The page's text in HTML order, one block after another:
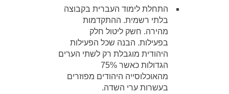
התחלת לימוד העברית בקבוצה
בלתי רשמית. ההתקדמות
מהירה. חשק ליטול חלק
בפעילות. הבנה שכל הפעילות
היהודית מוגבלת רק לשתי הערים
הגדולות כאשר 75%
מהאוכלוסייה היהודים מפוזרים
בעשרות ערי השדה.